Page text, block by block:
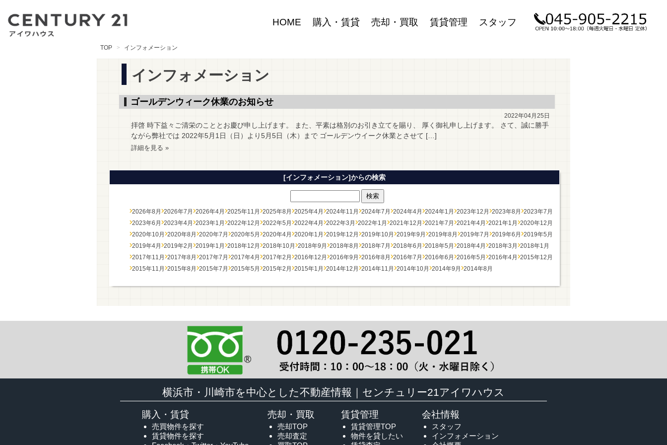
HOME 購入・賃貸 売却・買取 賃貸管理 スタッフ
TOP インフォメーション
インフォメーション
ゴールデンウィーク休業のお知らせ
2022年04月25日
拝啓 時下益々ご清栄のこととお慶び申し上げます。 また、平素は格別のお引き立てを賜り、 厚く御礼申し上げます。 さて、誠に勝手
ながら弊社では 2022年5月1日（日）より5月5日（木）まで ゴールデンウイーク休業とさせて […]
詳細を見る »
[インフォメーション]からの検索
2026年8月 2026年7月 2026年4月 2025年11月 2025年8月 2025年4月 2024年11月 2024年7月 2024年4月 2024年1月 2023年12月 2023年8月 2023年7月
2023年6月 2023年4月 2023年1月 2022年12月 2022年5月 2022年4月 2022年3月 2022年1月 2021年12月 2021年7月 2021年4月 2021年1月 2020年12月
2020年10月 2020年8月 2020年7月 2020年5月 2020年4月 2020年1月 2019年12月 2019年10月 2019年9月 2019年8月 2019年7月 2019年6月 2019年5月
2019年4月 2019年2月 2019年1月 2018年12月 2018年10月 2018年9月 2018年8月 2018年7月 2018年6月 2018年5月 2018年4月 2018年3月 2018年1月
2017年11月 2017年8月 2017年7月 2017年4月 2017年2月 2016年12月 2016年9月 2016年8月 2016年7月 2016年6月 2016年5月 2016年4月 2015年12月
2015年11月 2015年8月 2015年7月 2015年5月 2015年2月 2015年1月 2014年12月 2014年11月 2014年10月 2014年9月 2014年8月
横浜市・川崎市を中心とした不動産情報｜センチュリー21アイワハウス
購入・賃貸
売買物件を探す
賃貸物件を探す
売却・買取
売却TOP
売却査定
賃貸管理
賃貸管理TOP
物件を貸したい
会社情報
スタッフ
インフォメーション